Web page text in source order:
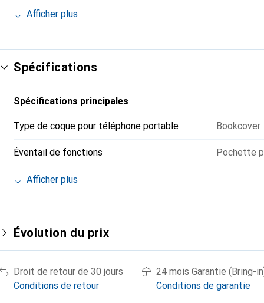
marque Noreve est un choix sûr pour une clientèle exigeante.
Afficher plus
Spécifications
Spécifications principales
Type de coque pour téléphone portable Bookcover
Éventail de fonctions Pochette
Afficher plus
Évolution du prix
Droit de retour de 30 jours
Conditions de retour
24 mois Garantie (Bring-
Conditions de garantie